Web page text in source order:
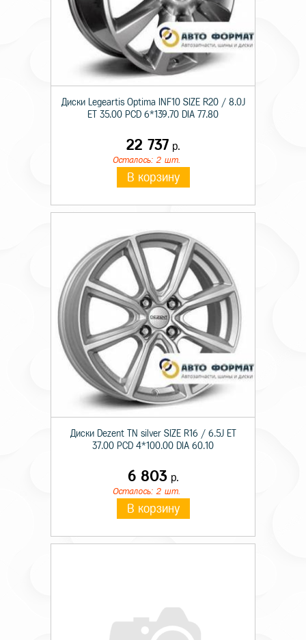
Диски Legeartis Optima INF10 SIZE R20 / 8.0J
ET 35.00 PCD 6*139.70 DIA 77.80
22 737 р.
Осталось: 2 шт.
В корзину
Диски Dezent TN silver SIZE R16 / 6.5J ET
37.00 PCD 4*100.00 DIA 60.10
6 803р.
Осталось: 2 шт.
В корзину